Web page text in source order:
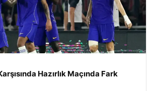
Hazırlık Maçında Fark